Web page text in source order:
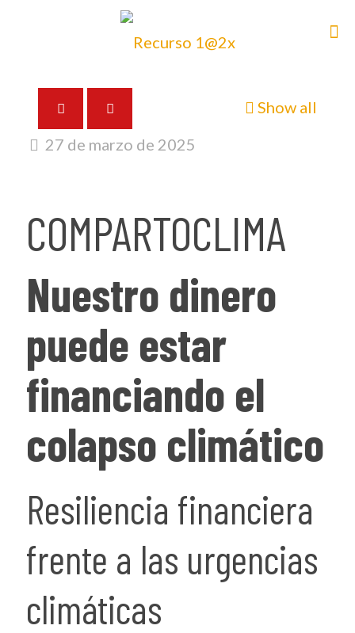
Show all
27 de marzo de 2025
COMPARTOCLIMA
Nuestro dinero
puede estar
financiando el
colapso climático
Resiliencia financiera
frente a las urgencias
climáticas